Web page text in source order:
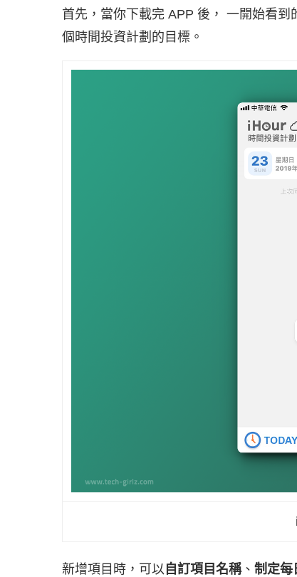
首先，當你下載完 APP 後， 一開始看到
個時間投資計劃的目標。
新增項目時，可以 自訂項目名稱、 制定每